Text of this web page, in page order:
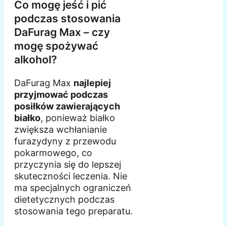
Co mogę jeść i pić
podczas stosowania
DaFurag Max – czy
mogę spożywać
alkohol?
DaFurag Max najlepiej
przyjmować podczas
posiłków zawierających
białko, ponieważ białko
zwiększa wchłanianie
furazydyny z przewodu
pokarmowego, co
przyczynia się do lepszej
skuteczności leczenia. Nie
ma specjalnych ograniczeń
dietetycznych podczas
stosowania tego preparatu.